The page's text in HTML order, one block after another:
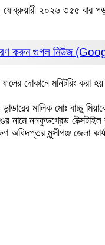
২০২৬ ৩৫৫ বার
করুনগুগল নিউজ
দোকানে মনিটরিং করা
মালিক মোঃ বাচ্চু
নামে ননফুডগ্রেড
অধিদপ্তর মুন্সীগঞ্জ জেলা